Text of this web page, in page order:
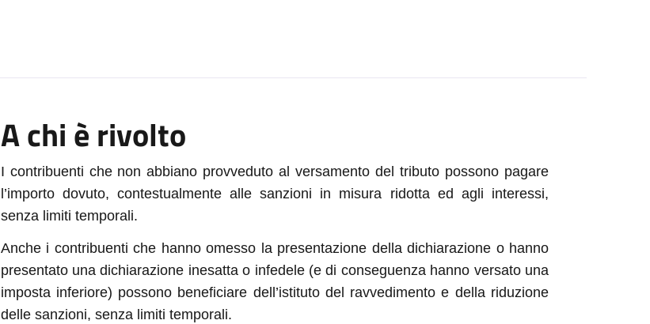
A chi è rivolto
I contribuenti che non abbiano provveduto al versamento del tributo possono pagare
l’importo dovuto, contestualmente alle sanzioni in misura ridotta ed agli interessi,
senza limiti temporali.
Anche i contribuenti che hanno omesso la presentazione della dichiarazione o hanno
presentato una dichiarazione inesatta o infedele (e di conseguenza hanno versato una
imposta inferiore) possono beneficiare dell’istituto del ravvedimento e della riduzione
delle sanzioni, senza limiti temporali.